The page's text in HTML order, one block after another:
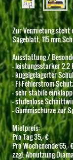
Zur Vermietung steht
Sägeblatt, 115 mm
Ausstattung /
- leistungsstarker 2,2
- kugelgelagerter
- FI-Fehlerstrom-
- sehr stabile
- stufenlose
- Gummischürze zur
Mietpreis:
Pro Tag 35,- €
Pro Wochenende 65,-
zzgl. Abnutzung